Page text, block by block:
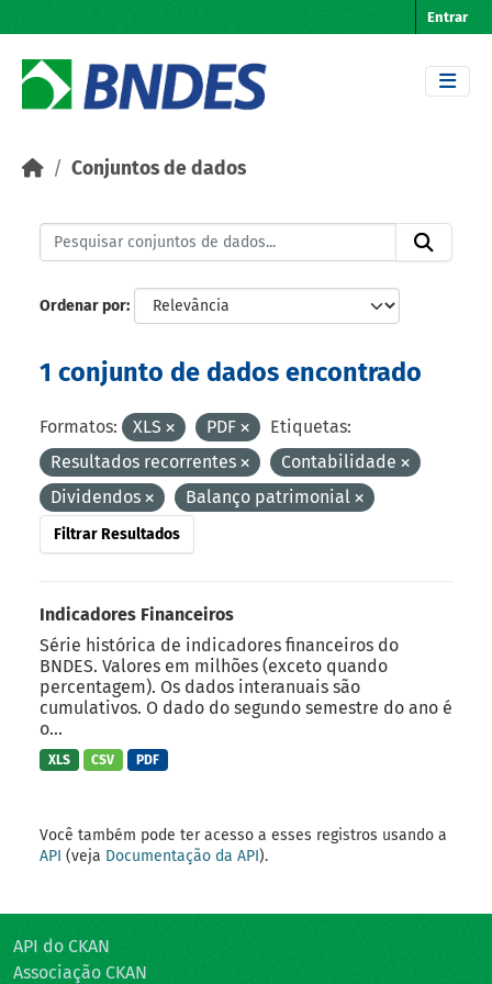
Entrar
Conjuntos de dados
Ordenar por
1 conjunto de dados encontrado
Formatos: XLS PDF
Etiquetas:
Resultados recorrentes
Contabilidade
Dividendos
Balanço patrimonial
Filtrar Resultados
Indicadores Financeiros
Série histórica de indicadores financeiros do
BNDES. Valores em milhões (exceto quando
percentagem). Os dados interanuais são
cumulativos. O dado do segundo semestre do ano é
o...
XLS CSV PDF
Você também pode ter acesso a esses registros usando a
API (veja Documentação da API).
API do CKAN
Associação CKAN